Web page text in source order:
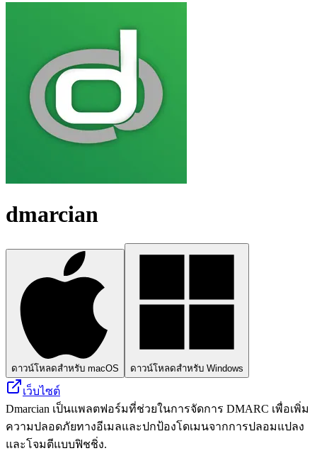
dmarcian
ดาวน์โหลดสำหรับ macOS ดาวน์โหลดสำหรับ Windows
เว็บไซต์
Dmarcian เป็นแพลตฟอร์มที่ช่วยในการจัดการ DMARC เพื่อเพิ่ม
ความปลอดภัยทางอีเมลและปกป้องโดเมนจากการปลอมแปลง
และโจมตีแบบฟิชชิ่ง.